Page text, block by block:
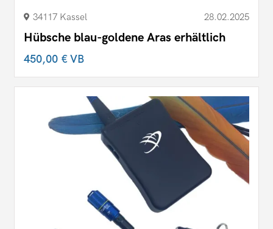
34117 Kassel 28.02.2025
Hübsche blau-goldene Aras erhältlich
450,00 €VB